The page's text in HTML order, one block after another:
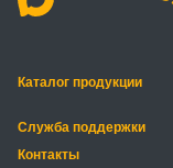
Каталог продукции
Служба поддержки
Контакты